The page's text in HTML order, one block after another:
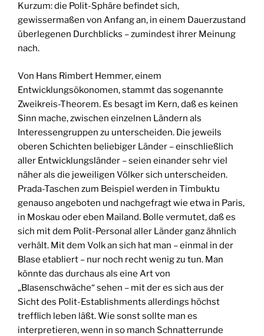
Kurzum: die Polit-Sphäre befindet sich,
gewissermaßen von Anfang an, in einem Dauerzustand
überlegenen Durchblicks – zumindest ihrer Meinung
nach.
Von Hans Rimbert Hemmer, einem
Entwicklungsökonomen, stammt das sogenannte
Zweikreis-Theorem. Es besagt im Kern, daß es keinen
Sinn mache, zwischen einzelnen Ländern als
Interessengruppen zu unterscheiden. Die jeweils
oberen Schichten beliebiger Länder – einschließlich
aller Entwicklungsländer – seien einander sehr viel
näher als die jeweiligen Völker sich unterscheiden.
Prada-Taschen zum Beispiel werden in Timbuktu
genauso angeboten und nachgefragt wie etwa in Paris,
in Moskau oder eben Mailand. Bolle vermutet, daß es
sich mit dem Polit-Personal aller Länder ganz ähnlich
verhält. Mit dem Volk an sich hat man – einmal in der
Blase etabliert – nur noch recht wenig zu tun. Man
könnte das durchaus als eine Art von
„Blasenschwäche“ sehen – mit der es sich aus der
Sicht des Polit-Establishments allerdings höchst
trefflich leben läßt. Wie sonst sollte man es
interpretieren, wenn in so manch Schnatterrunde